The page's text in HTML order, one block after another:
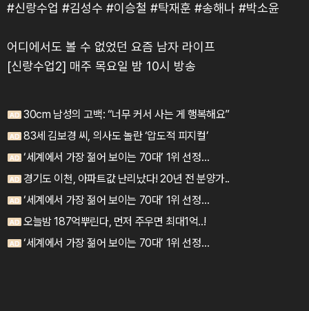
#신랑수업 #김성수 #이승철 #탁재훈 #송해나 #박소윤
어디에서도 볼 수 없었던 요즘 남자 라이프
[신랑수업2] 매주 목요일 밤 10시 방송